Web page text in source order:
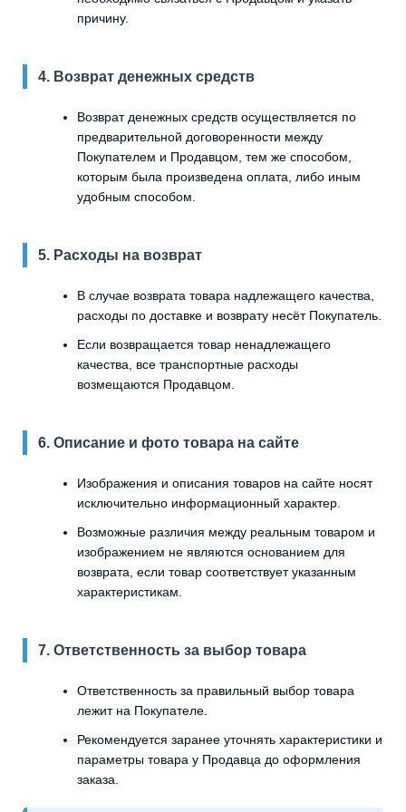
причину.
4. Возврат денежных средств
Возврат денежных средств осуществляется по
предварительной договоренности между
Покупателем и Продавцом, тем же способом,
которым была произведена оплата, либо иным
удобным способом.
5. Расходы на возврат
В случае возврата товара надлежащего качества,
расходы по доставке и возврату несёт Покупатель.
Если возвращается товар ненадлежащего
качества, все транспортные расходы
возмещаются Продавцом.
6. Описание и фото товара на сайте
Изображения и описания товаров на сайте носят
исключительно информационный характер.
Возможные различия между реальным товаром и
изображением не являются основанием для
возврата, если товар соответствует указанным
характеристикам.
7. Ответственность за выбор товара
Ответственность за правильный выбор товара
лежит на Покупателе.
Рекомендуется заранее уточнять характеристики и
параметры товара у Продавца до оформления
заказа.